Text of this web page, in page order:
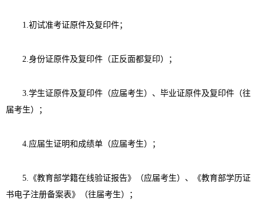
1. 初试准考证原件及复印件；
2. 身份证原件及复印件（正反面都复印）；
3. 学生证原件及复印件（应届考生）、毕业证原件及复印件（往
届考生）；
4. 应届生证明和成绩单（应届考生）；
5.
《教育部学籍在线验证报告》（应届考生）、《教育部学历证
书电子注册备案表》（往届考生）；